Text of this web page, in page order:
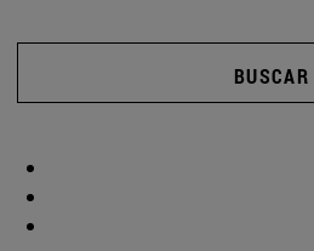
BUSCAR